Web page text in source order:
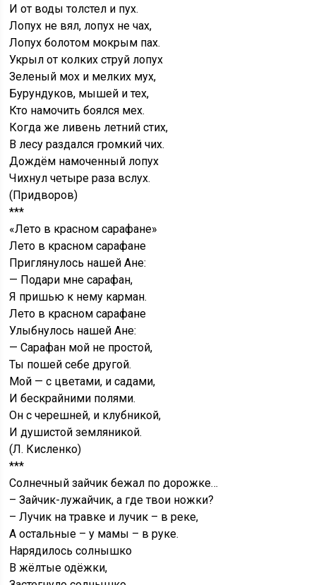
И от воды толстел и пух.
Лопух не вял, лопух не чах,
Лопух болотом мокрым пах.
Укрыл от колких струй лопух
Зеленый мох и мелких мух,
Бурундуков, мышей и тех,
Кто намочить боялся мех.
Когда же ливень летний стих,
В лесу раздался громкий чих.
Дождём намоченный лопух
Чихнул четыре раза вслух.
(Придворов)
***
«Лето в красном сарафане»
Лето в красном сарафане
Приглянулось нашей Ане:
— Подари мне сарафан,
Я пришью к нему карман.
Лето в красном сарафане
Улыбнулось нашей Ане:
— Сарафан мой не простой,
Ты пошей себе другой.
Мой — с цветами, и садами,
И бескрайними полями.
Он с черешней, и клубникой,
И душистой земляникой.
(Л. Кисленко)
***
Солнечный зайчик бежал по дорожке…
– Зайчик-лужайчик, а где твои ножки?
– Лучик на травке и лучик – в реке,
А остальные – у мамы – в руке.
Нарядилось солнышко
В жёлтые одёжки,